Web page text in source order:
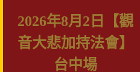
2026年8月2日【觀
音大悲加持法會】
台中場